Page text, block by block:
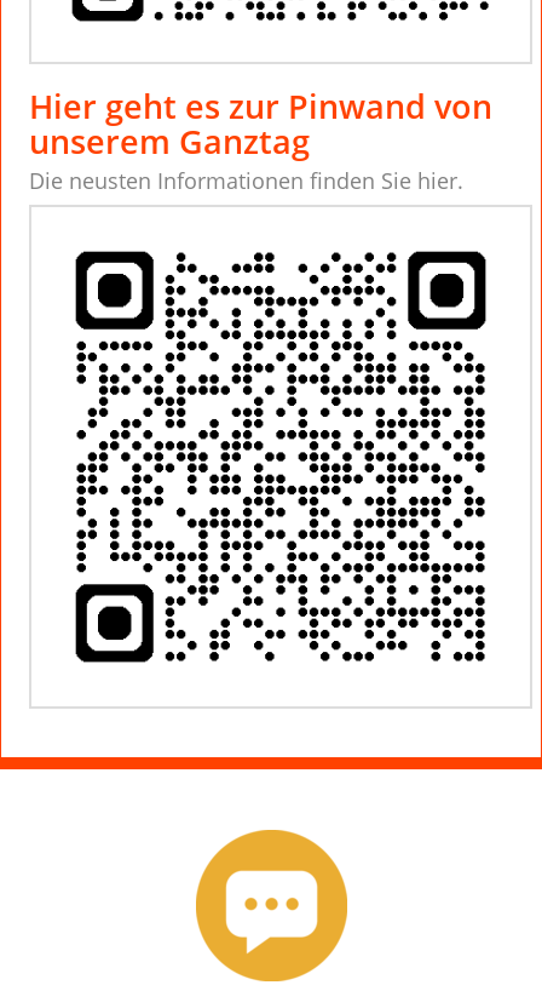
Hier geht es zur Pinwand von
unserem Ganztag
Die neusten Informationen finden Sie hier.